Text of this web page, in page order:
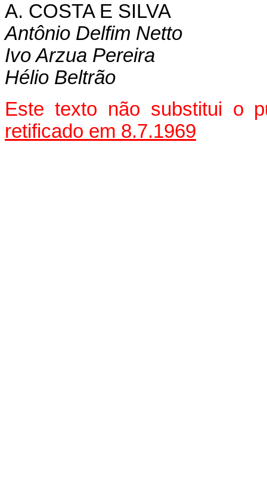
A. COSTA E SILVA
Antônio Delfim Netto
Ivo Arzua Pereira
Hélio Beltrão
Este texto não substitui o
retificado em 8.7.1969